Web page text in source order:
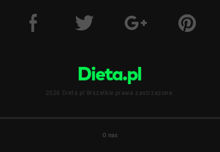
2026 Dieta.pl Wszelkie prawa zastrzeżone.
O nas